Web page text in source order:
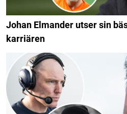
Johan Elmander utser sin
karriären